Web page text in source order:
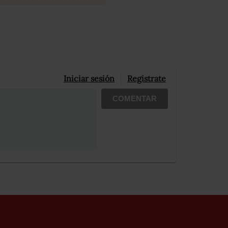
Iniciar sesión Registrate
COMENTAR